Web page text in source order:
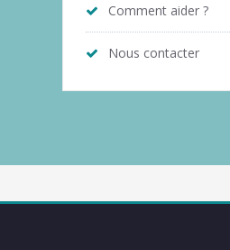
Comment aider ?
Nous contacter